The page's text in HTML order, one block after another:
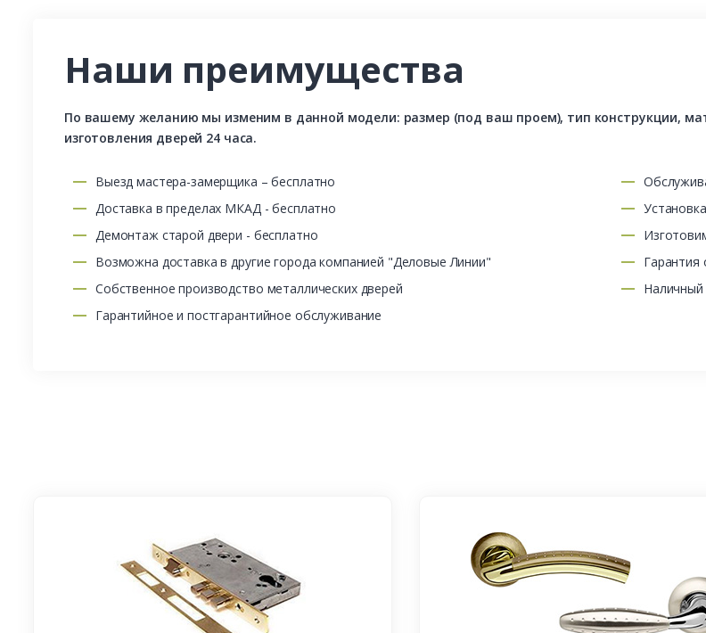
Наши преимущества
По вашему желанию мы изменим в данной модели: размер (под ваш проем), тип конструкции,
изготовления дверей 24 часа.
Выезд мастера-замерщика – бесплатно
Доставка в пределах МКАД - бесплатно
Демонтаж старой двери - бесплатно
Возможна доставка в другие города компанией "Деловые Линии"
Собственное производство металлических дверей
Гарантийное и постгарантийное обслуживание
Гарантия
Наличный